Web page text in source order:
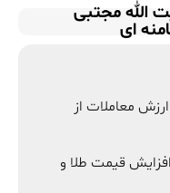
الله مجتبی
ای
معاملات از
افزایش قیمت طلا و